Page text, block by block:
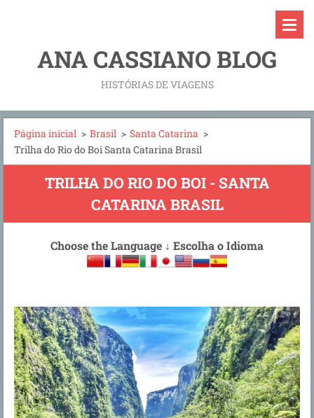
ANA CASSIANO BLOG
HISTÓRIAS DE VIAGENS
Página inicial > Brasil > Santa Catarina >
Trilha do Rio do Boi Santa Catarina Brasil
TRILHA DO RIO DO BOI - SANTA
CATARINA BRASIL
Choose the Language ↓ Escolha o Idioma